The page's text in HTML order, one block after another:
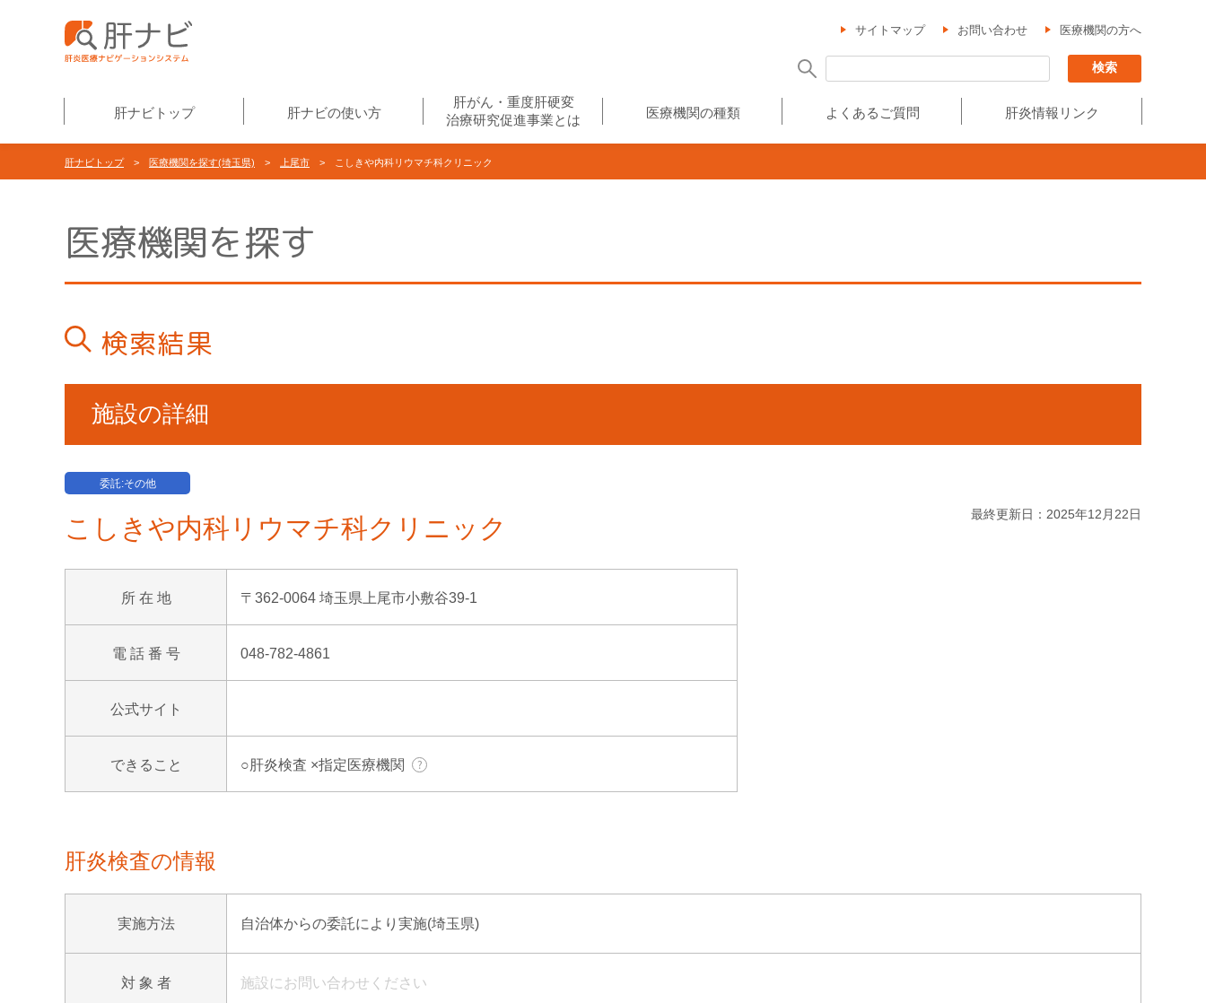
サイトマップ お問い合わせ 医療機関の方へ
肝ナビトップ 肝ナビの使い方
肝がん・重度肝硬変
治療研究促進事業とは
医療機関の種類 よくあるご質問 肝炎情報リンク
肝ナビトップ> 医療機関を探す(埼玉県) > 上尾市 > こしきや内科リウマチ科クリニック
医療機関を探す
検索結果
施設の詳細
委託:その他
こしきや内科リウマチ科クリニック
所 在 地 〒362-0064 埼玉県上尾市小敷谷39-1
電 話 番 号 048-782-4861
公式サイト
できること ○肝炎検査 ×指定医療機関
最終更新日：2025年12月22日
肝炎検査の情報
実施方法 自治体からの委託により実施(埼玉県)
対 象 者 施設にお問い合わせください